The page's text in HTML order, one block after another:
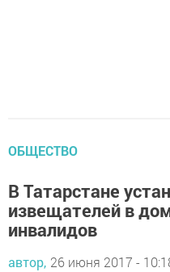
ОБЩЕСТВО
В Татарстане
извещателей в
инвалидов
автор, 26 июня 2017 -